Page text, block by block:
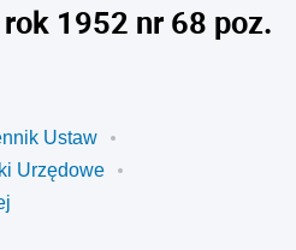
1952 nr 68 poz.
Ustaw
Urzędowe